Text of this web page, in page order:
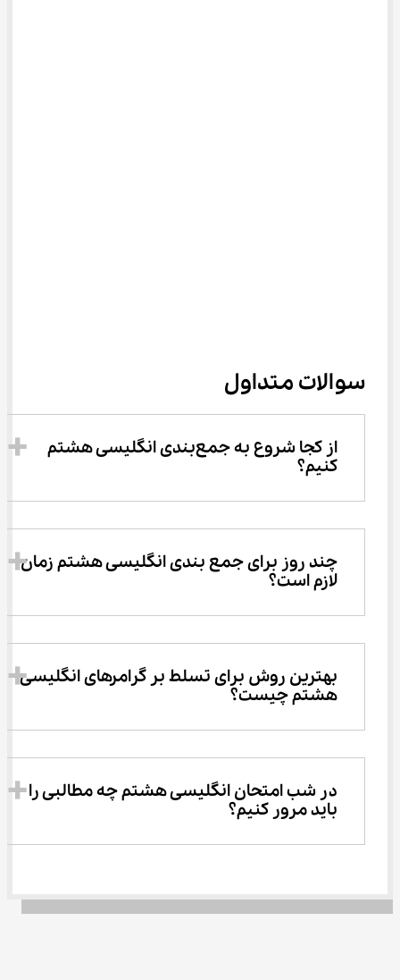
سوالات متداول
از کجا شروع به جمع‌بندی انگلیسی هشتم
کنیم؟
چند روز برای جمع بندی انگلیسی هشتم زمان
لازم است؟
بهترین روش برای تسلط بر گرامرهای انگلیسی
هشتم چیست؟
در شب امتحان انگلیسی هشتم چه مطالبی را
باید مرور کنیم؟